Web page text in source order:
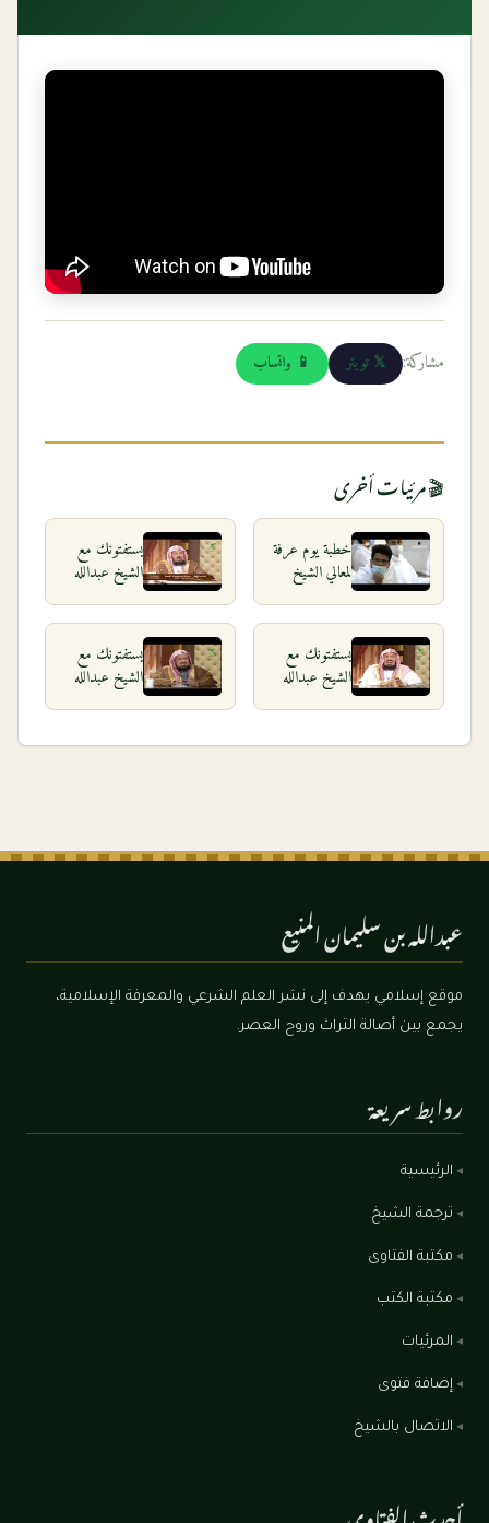
مشاركة: 𝕏 تويتر 📱 واتساب
🎬 مرئيات أخرى
خطبة يوم عرفة
لمعالي الشيخ
١٤٤١هـ من
مسجد نمرة
يستفتونك مع
الشيخ عبدالله
٢٧_١_١٤٤٠
يستفتونك مع
الشيخ عبدالله
يستفتونك مع
الشيخ عبدالله
عبدالله بن سليمان المنيع
موقع إسلامي يهدف إلى نشر العلم الشرعي والمعرفة الإسلامية،
يجمع بين أصالة التراث وروح العصر.
روابط سريعة
الرئيسية
ترجمة الشيخ
مكتبة الفتاوى
مكتبة الكتب
المرئيات
إضافة فتوى
الاتصال بالشيخ